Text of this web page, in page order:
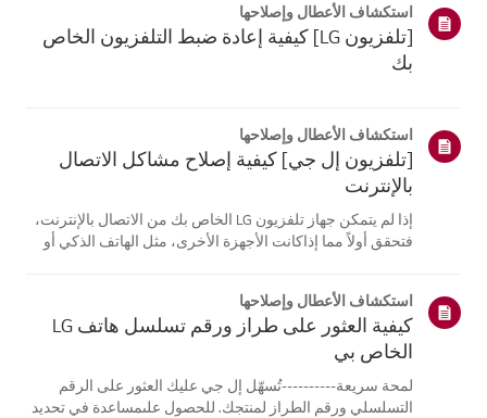
استكشاف الأعطال وإصلاحها
[تلفزيون LG] كيفية إعادة ضبط التلفزيون الخاص
بك
استكشاف الأعطال وإصلاحها
[تلفزيون إل جي] كيفية إصلاح مشاكل الاتصال
بالإنترنت
إذا لم يتمكن جهاز تلفزيون LG الخاص بك من الاتصال بالإنترنت،
فتحقق أولاً مما إذاكانت الأجهزة الأخرى، مثل الهاتف الذكي أو
تكمن في جها...
استكشاف الأعطال وإصلاحها
كيفية العثور على طراز ورقم تسلسل هاتف LG
الخاص بي
لمحة سريعة----------تُسهّل إل جي عليك العثور على الرقم
التسلسلي ورقم الطراز لمنتجك. للحصول علىمساعدة في تحديد